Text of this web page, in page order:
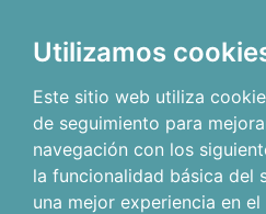
Utilizamos
Este sitio web utiliza
de seguimiento para
navegación con los
la funcionalidad básica del
una mejor experiencia en